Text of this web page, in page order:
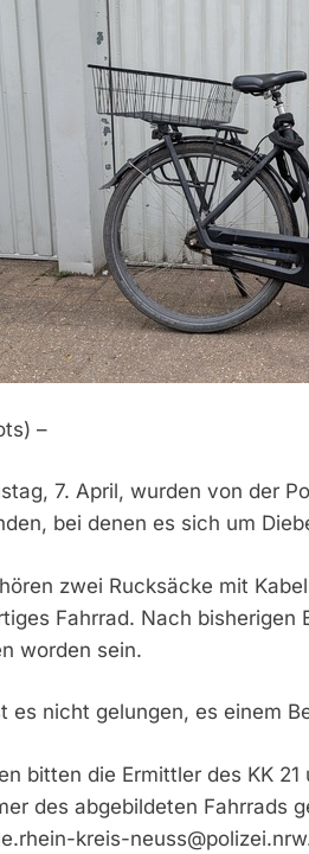
–
7. April, wurden von der
bei denen es sich um
zwei Rucksäcke mit
Fahrrad. Nach bisherigen
worden sein.
es nicht gelungen, es einem
bitten die Ermittler des KK
des abgebildeten Fahrrads
kreis-